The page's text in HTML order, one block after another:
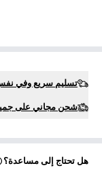
تسليم سريع وفي
شحن مجاني على
هل تحتاج إلى مساعدة؟